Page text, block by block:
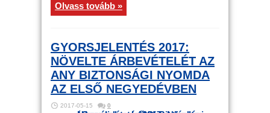
Olvass tovább »
GYORSJELENTÉS 2017:
NÖVELTE ÁRBEVÉTELÉT AZ
ANY BIZTONSÁGI NYOMDA
AZ ELSŐ NEGYEDÉVBEN
2017-05-15 0